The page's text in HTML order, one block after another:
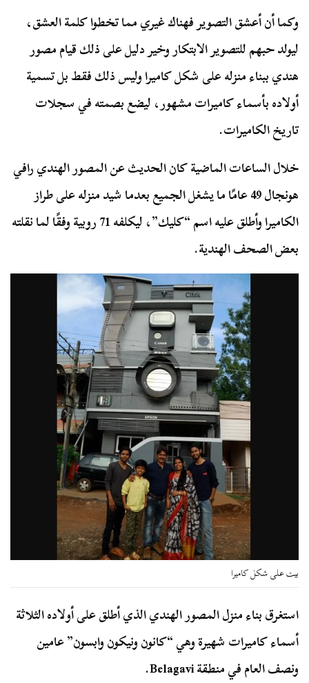
وكما أن أعشق التصوير فهناك غيري مما تخطوا كلمة العشق،
ليولد حبهم للتصوير الابتكار وخير دليل على ذلك قيام مصور
هندي ببناء منزله على شكل كاميرا وليس ذلك فقط بل تسمية
أولاده بأسماء كاميرات مشهور، ليضع بصمته في سجلات
تاريخ الكاميرات.
خلال الساعات الماضية كان الحديث عن المصور الهندي رافي
هونجال 49 عامًا ما يشغل الجميع بعدما شيد منزله على طراز
الكاميرا وأطلق عليه اسم “كليك”، ليكلفه 71 روبية وفقًا لما نقلته
بعض الصحف الهندية.
بيت على شكل كاميرا
استغرق بناء منزل المصور الهندي الذي أطلق على أولاده الثلاثة
أسماء كاميرات شهيرة وهي “كانون ونيكون وابسون” عامين
ونصف العام في منطقة Belagavi.